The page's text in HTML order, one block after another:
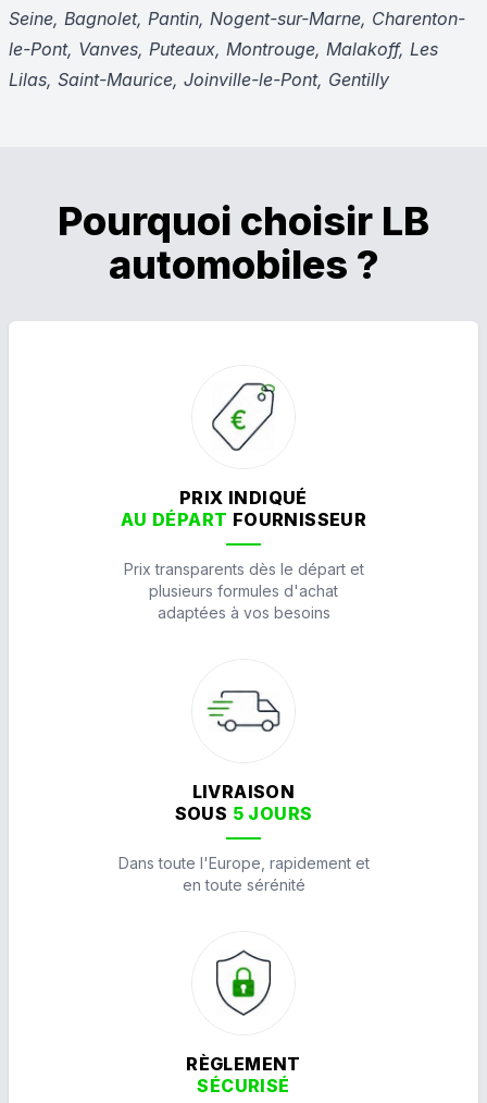
Seine, Bagnolet, Pantin, Nogent-sur-Marne, Charenton-
le-Pont, Vanves, Puteaux, Montrouge, Malakoff, Les
Lilas, Saint-Maurice, Joinville-le-Pont, Gentilly
Pourquoi choisir LB
automobiles ?
PRIX INDIQUÉ
AU DÉPART FOURNISSEUR
Prix transparents dès le départ et
plusieurs formules d'achat
adaptées à vos besoins
LIVRAISON
SOUS 5 JOURS
Dans toute l'Europe, rapidement et
en toute sérénité
RÈGLEMENT
SÉCURISÉ